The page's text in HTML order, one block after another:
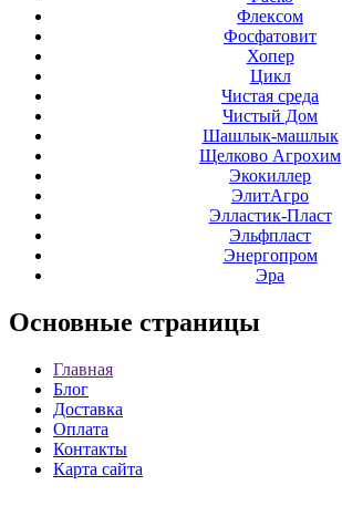
Флексом
Фосфатовит
Хопер
Цикл
Чистая среда
Чистый Дом
Шашлык-машлык
Щелково Агрохим
Экокиллер
ЭлитАгро
Элластик-Пласт
Эльфпласт
Энергопром
Эра
Основные страницы
Главная
Блог
Доставка
Оплата
Контакты
Карта сайта